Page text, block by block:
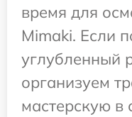
время для
Mimaki. Если
углубленный
организуем
мастерскую в